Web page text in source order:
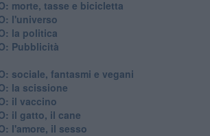
morte, tasse e bicicletta
l'universo
la politica
Pubblicità
sociale, fantasmi e vegani
la scissione
il vaccino
il gatto, il cane
l'amore, il sesso